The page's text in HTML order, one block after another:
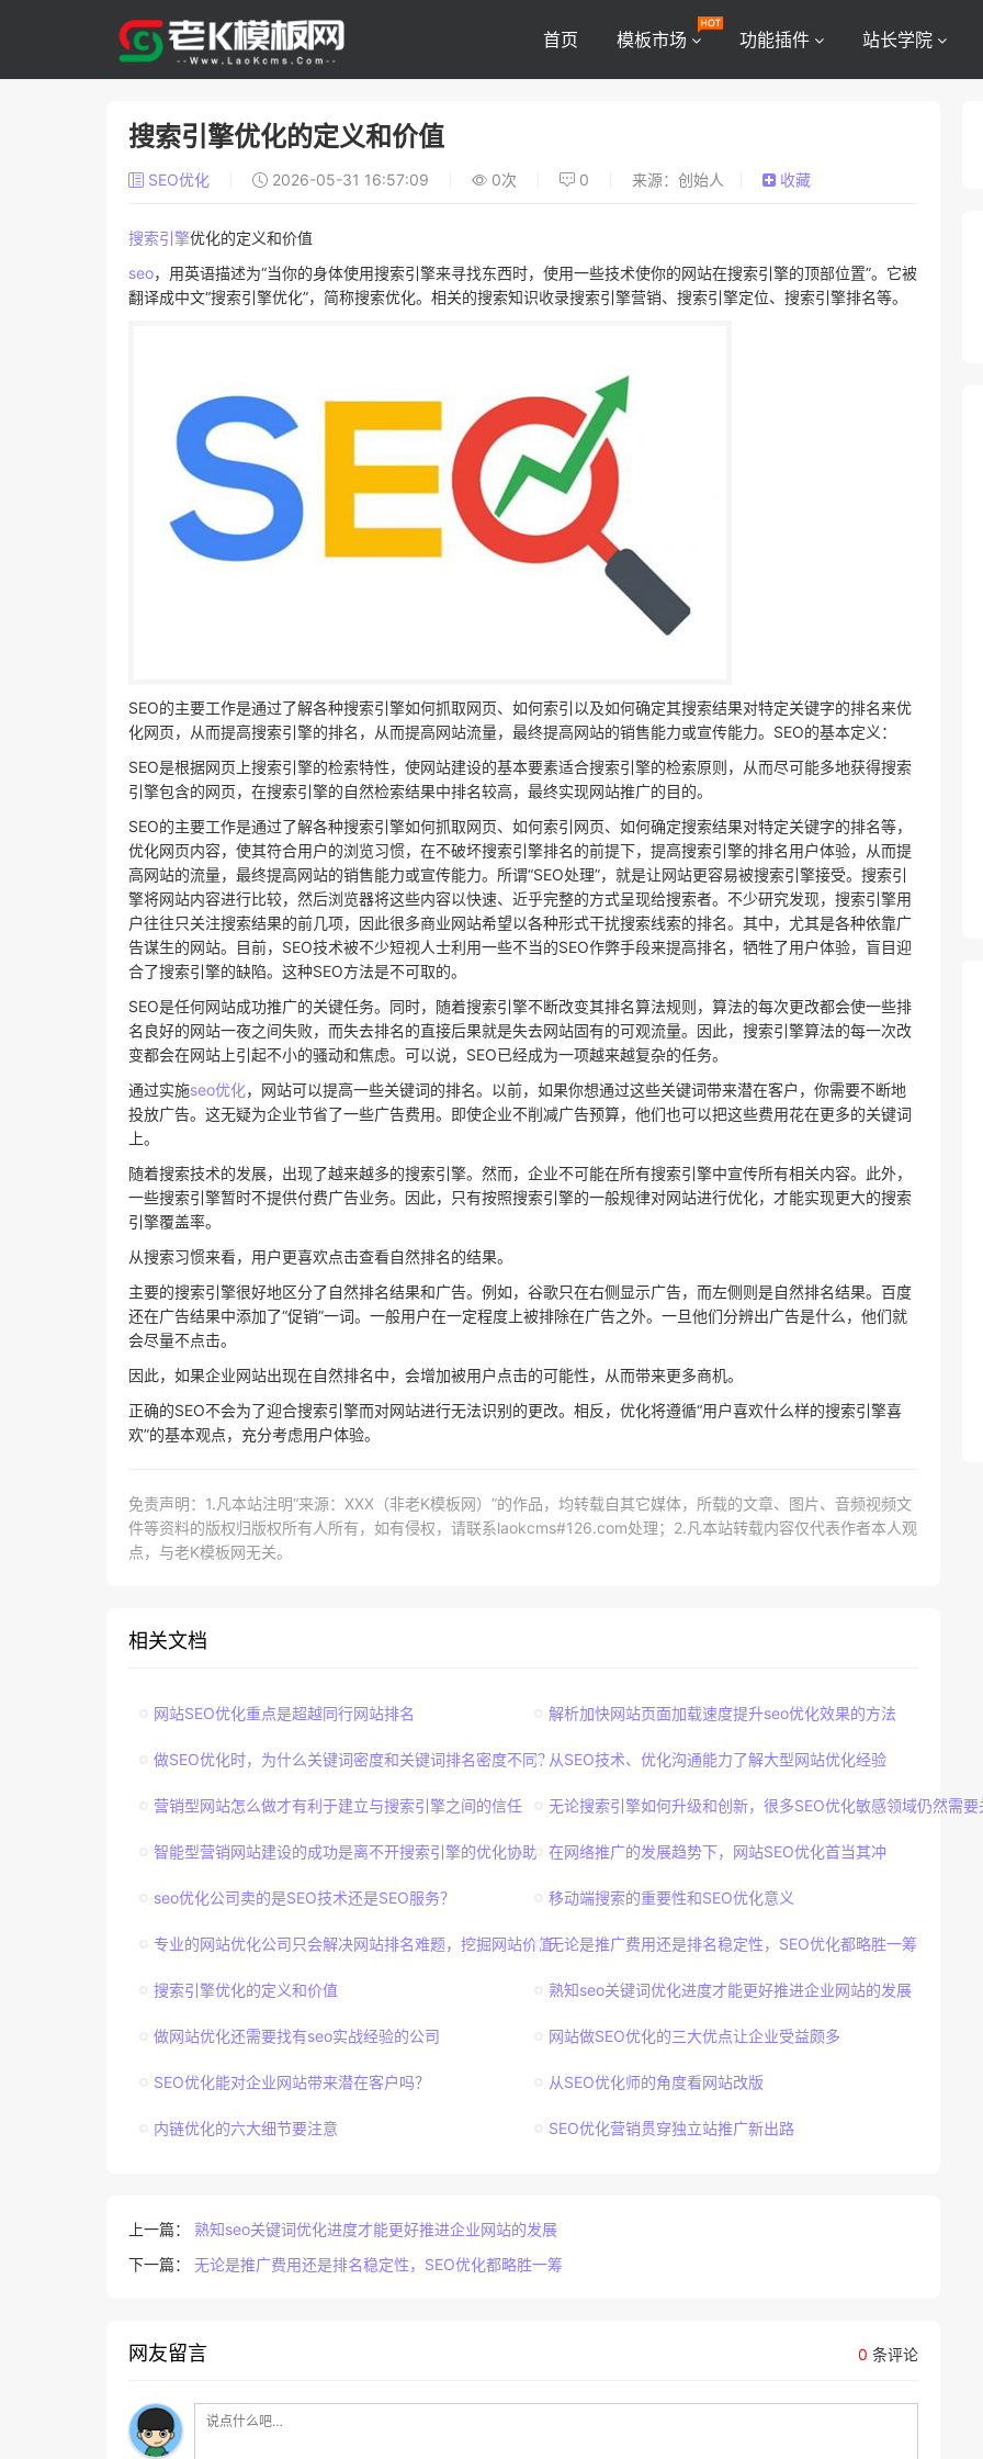
首页 模板市场 功能插件 站长学院
搜索引擎优化的定义和价值
SEO优化 2026-05-31 16:57:09 0次 0 来源：创始人 收藏
搜索引擎优化的定义和价值
seo，用英语描述为“当你的身体使用搜索引擎来寻找东西时，使用一些技术使你的网站在搜索引擎的顶部位置”。它被
翻译成中文“搜索引擎优化”，简称搜索优化。相关的搜索知识收录搜索引擎营销、搜索引擎定位、搜索引擎排名等。
SEO的主要工作是通过了解各种搜索引擎如何抓取网页、如何索引以及如何确定其搜索结果对特定关键字的排名来优
化网页，从而提高搜索引擎的排名，从而提高网站流量，最终提高网站的销售能力或宣传能力。SEO的基本定义：
SEO是根据网页上搜索引擎的检索特性，使网站建设的基本要素适合搜索引擎的检索原则，从而尽可能多地获得搜索
引擎包含的网页，在搜索引擎的自然检索结果中排名较高，最终实现网站推广的目的。
SEO的主要工作是通过了解各种搜索引擎如何抓取网页、如何索引网页、如何确定搜索结果对特定关键字的排名等，
优化网页内容，使其符合用户的浏览习惯，在不破坏搜索引擎排名的前提下，提高搜索引擎的排名用户体验，从而提
高网站的流量，最终提高网站的销售能力或宣传能力。所谓“SEO处理”，就是让网站更容易被搜索引擎接受。搜索引
擎将网站内容进行比较，然后浏览器将这些内容以快速、近乎完整的方式呈现给搜索者。不少研究发现，搜索引擎用
户往往只关注搜索结果的前几项，因此很多商业网站希望以各种形式干扰搜索线索的排名。其中，尤其是各种依靠广
告谋生的网站。目前，SEO技术被不少短视人士利用一些不当的SEO作弊手段来提高排名，牺牲了用户体验，盲目迎
合了搜索引擎的缺陷。这种SEO方法是不可取的。
SEO是任何网站成功推广的关键任务。同时，随着搜索引擎不断改变其排名算法规则，算法的每次更改都会使一些排
名良好的网站一夜之间失败，而失去排名的直接后果就是失去网站固有的可观流量。因此，搜索引擎算法的每一次改
变都会在网站上引起不小的骚动和焦虑。可以说，SEO已经成为一项越来越复杂的任务。
通过实施seo优化，网站可以提高一些关键词的排名。以前，如果你想通过这些关键词带来潜在客户，你需要不断地
投放广告。这无疑为企业节省了一些广告费用。即使企业不削减广告预算，他们也可以把这些费用花在更多的关键词
上。
随着搜索技术的发展，出现了越来越多的搜索引擎。然而，企业不可能在所有搜索引擎中宣传所有相关内容。此外，
一些搜索引擎暂时不提供付费广告业务。因此，只有按照搜索引擎的一般规律对网站进行优化，才能实现更大的搜索
引擎覆盖率。
从搜索习惯来看，用户更喜欢点击查看自然排名的结果。
主要的搜索引擎很好地区分了自然排名结果和广告。例如，谷歌只在右侧显示广告，而左侧则是自然排名结果。百度
还在广告结果中添加了“促销”一词。一般用户在一定程度上被排除在广告之外。一旦他们分辨出广告是什么，他们就
会尽量不点击。
因此，如果企业网站出现在自然排名中，会增加被用户点击的可能性，从而带来更多商机。
正确的SEO不会为了迎合搜索引擎而对网站进行无法识别的更改。相反，优化将遵循“用户喜欢什么样的搜索引擎喜
欢”的基本观点，充分考虑用户体验。
免责声明：1.凡本站注明“来源：XXX（非老K模板网）”的作品，均转载自其它媒体，所载的文章、图片、音频视频文
件等资料的版权归版权所有人所有，如有侵权，请联系laokcms#126.com处理；2.凡本站转载内容仅代表作者本人观
点，与老K模板网无关。
相关文档
网站SEO优化重点是超越同行网站排名 解析加快网站页面加载速度提升seo优化效果的方法
做SEO优化时，为什么关键词密度和关键词排名密度不同？从SEO技术、优化沟通能力了解大型网站优化经验
营销型网站怎么做才有利于建立与搜索引擎之间的信任 无论搜索引擎如何升级和创新，很多SEO优化敏感领域仍然需要
智能型营销网站建设的成功是离不开搜索引擎的优化协助 在网络推广的发展趋势下，网站SEO优化首当其冲
seo优化公司卖的是SEO技术还是SEO服务？ 移动端搜索的重要性和SEO优化意义
专业的网站优化公司只会解决网站排名难题，挖掘网站价值无论是推广费用还是排名稳定性，SEO优化都略胜一筹
搜索引擎优化的定义和价值 熟知seo关键词优化进度才能更好推进企业网站的发展
做网站优化还需要找有seo实战经验的公司 网站做SEO优化的三大优点让企业受益颇多
SEO优化能对企业网站带来潜在客户吗？ 从SEO优化师的角度看网站改版
内链优化的六大细节要注意 SEO优化营销贯穿独立站推广新出路
上一篇： 熟知seo关键词优化进度才能更好推进企业网站的发展
下一篇： 无论是推广费用还是排名稳定性，SEO优化都略胜一筹
0 条评论
网友留言